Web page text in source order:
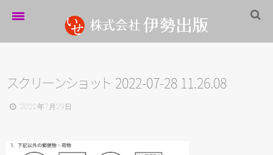
伊勢出版だより
営業案内
ス ク リーンショ ット 2022-07-28 11.26.08
2022年7月29日